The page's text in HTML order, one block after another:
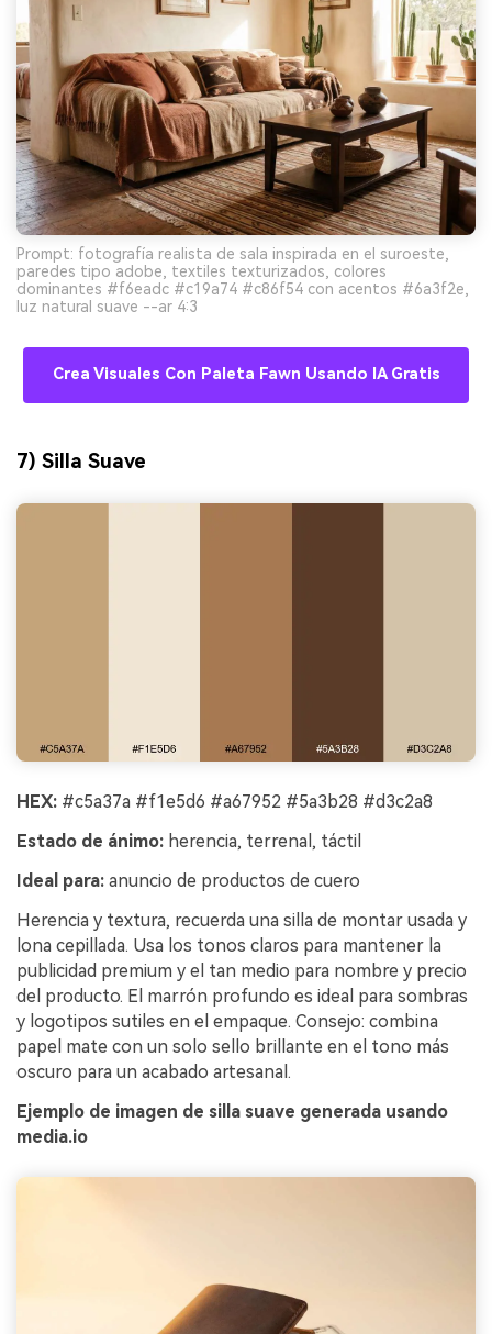
Prompt: fotografía realista de sala inspirada en el suroeste,
paredes tipo adobe, textiles texturizados, colores
dominantes #f6eadc #c19a74 #c86f54 con acentos #6a3f2e,
luz natural suave --ar 4:3
Crea Visuales Con Paleta Fawn Usando IA Gratis
7) Silla Suave
HEX: #c5a37a #f1e5d6 #a67952 #5a3b28 #d3c2a8
Estado de ánimo: herencia, terrenal, táctil
Ideal para: anuncio de productos de cuero
Herencia y textura, recuerda una silla de montar usada y
lona cepillada. Usa los tonos claros para mantener la
publicidad premium y el tan medio para nombre y precio
del producto. El marrón profundo es ideal para sombras
y logotipos sutiles en el empaque. Consejo: combina
papel mate con un solo sello brillante en el tono más
oscuro para un acabado artesanal.
Ejemplo de imagen de silla suave generada usando
media.io